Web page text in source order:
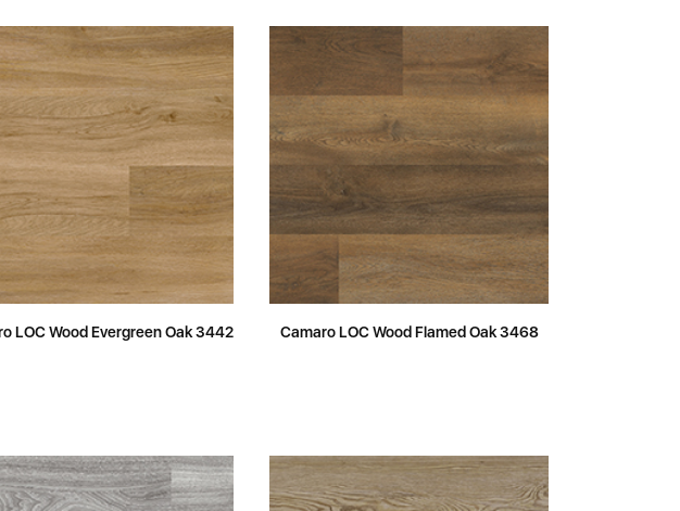
LOC Wood Evergreen Oak 3442 Camaro LOC Wood Flamed Oak 3468